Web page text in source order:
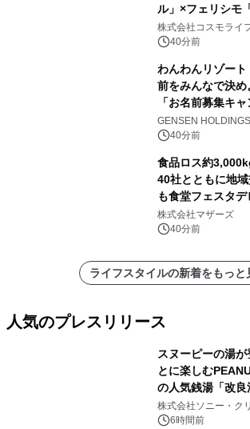
ル」×フェリシモ
ャンペーンを実施
株式会社コスモライ
40分前
わんわんリゾー
前をみんなで決
「お名前募集キ
(土)より開催
GENSEN
40分前
食品ロス約
40社とともに地
も食堂フェスタ
月5日(土)開催
株式会社マザーズ
40分前
ライフスタイルの新着をもっと
人気のプレスリリース
スヌーピーの湯
とに楽しむ
の人気銭湯「改
ラボレーション
ボグッズも発売決
株式会社ソニー・ク
6時間前